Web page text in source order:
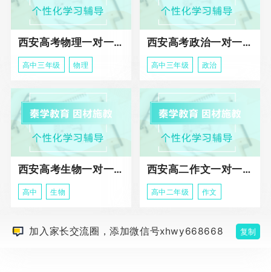
西安高考物理一对一辅导课程
高中三年级 物理
西安高考政治一对一辅导课程
高中三年级 政治
西安高考生物一对一辅导
高中 生物
西安高二作文一对一辅导课程
高中二年级 作文
加入家长交流圈，添加微信号xhwy668668 复制